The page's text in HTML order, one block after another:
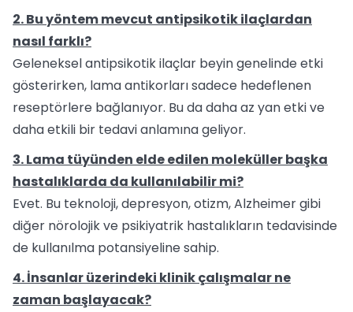
2. Bu yöntem mevcut antipsikotik ilaçlardan
nasıl farklı?
Geleneksel antipsikotik ilaçlar beyin genelinde etki
gösterirken, lama antikorları sadece hedeflenen
reseptörlere bağlanıyor. Bu da daha az yan etki ve
daha etkili bir tedavi anlamına geliyor.
3. Lama tüyünden elde edilen moleküller başka
hastalıklarda da kullanılabilir mi?
Evet. Bu teknoloji, depresyon, otizm, Alzheimer gibi
diğer nörolojik ve psikiyatrik hastalıkların tedavisinde
de kullanılma potansiyeline sahip.
4. İnsanlar üzerindeki klinik çalışmalar ne
zaman başlayacak?